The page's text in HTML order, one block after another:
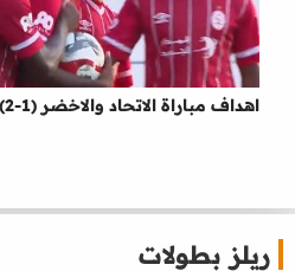
اهداف مباراة الاتحاد والاخضر (1-2) الدوري الليبي
ريلز بطولات